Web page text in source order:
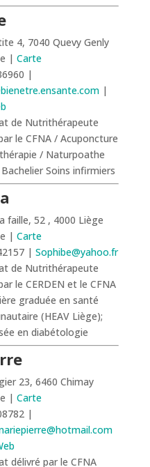
4, 7040 Quevy Genly
| Carte
|
|
de Nutrithérapeute
le CFNA / Acuponcture
/ Naturpoathe
Soins infirmiers
faille, 52 , 4000 Liège
| Carte
| Sophibe@yahoo.fr
de Nutrithérapeute
le CERDEN et le CFNA
graduée en santé
(HEAV Liège);
en diabétologie
23, 6460 Chimay
| Carte
|
délivré par le CFNA